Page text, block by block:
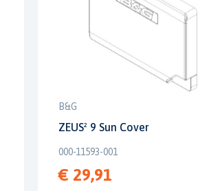
B&G
ZEUS² 9 Sun Cover
000-11593-001
€ 29,91